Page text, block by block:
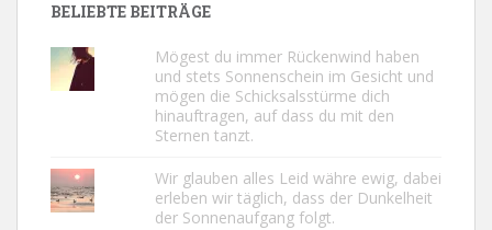
BELIEBTE BEITRÄGE
Mögest du immer Rückenwind haben
und stets Sonnenschein im Gesicht und
mögen die Schicksalsstürme dich
hinauftragen, auf dass du mit den
Sternen tanzt.
Wir glauben alles Leid währe ewig, dabei
erleben wir täglich, dass der Dunkelheit
der Sonnenaufgang folgt.